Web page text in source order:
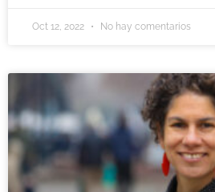
Oct 12, 2022 No hay comentarios